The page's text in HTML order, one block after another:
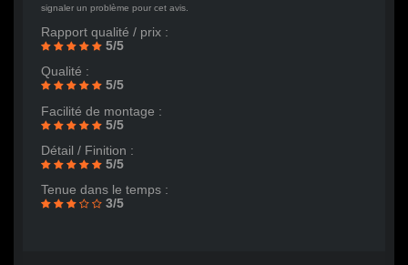
signaler un problème pour cet avis.
Rapport qualité / prix :
5/5
Qualité :
5/5
Facilité de montage :
5/5
Détail / Finition :
5/5
Tenue dans le temps :
3/5